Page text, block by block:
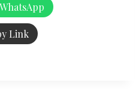
WhatsApp
Link